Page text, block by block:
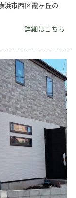
浜市西区霞ヶ丘の
詳細はこちら